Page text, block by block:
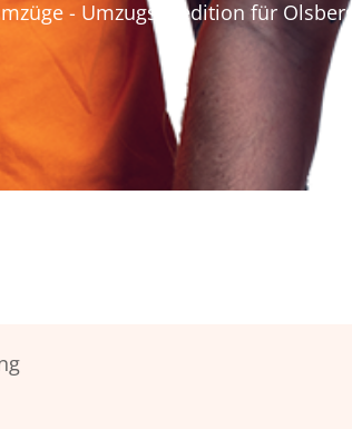
- Umzugsspedition für Olsberg